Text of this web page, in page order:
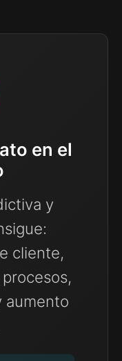
en el
y
cliente,
aumento